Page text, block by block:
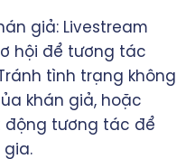
giả: Livestream
hội để tương tác
tình trạng không
khán giả, hoặc
động tương tác để
gia.